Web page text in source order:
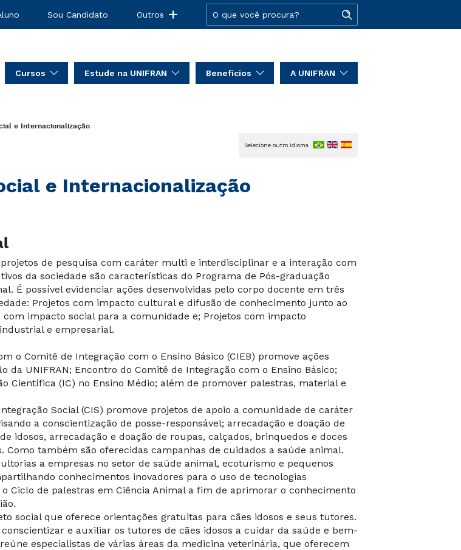
Sou Candidato Outros
Cursos Estude na UNIFRAN Benefícios A UNIFRAN
e Internacionalização
e Internacionalização
Selecione outro idioma
de pesquisa com caráter multi e interdisciplinar e a interação com
da sociedade são características do Programa de Pós-graduação
É possível evidenciar ações desenvolvidas pelo corpo docente em três
Projetos com impacto cultural e difusão de conhecimento junto ao
com impacto social para a comunidade e; Projetos com impacto
e empresarial.
o Comitê de Integração com o Ensino Básico (CIEB) promove ações
da UNIFRAN; Encontro do Comitê de Integração com o Ensino Básico;
Científica (IC) no Ensino Médio; além de promover palestras, material e
Social (CIS) promove projetos de apoio a comunidade de caráter
a conscientização de posse-responsável; arrecadação e doação de
idosos, arrecadação e doação de roupas, calçados, brinquedos e doces
Como também são oferecidas campanhas de cuidados a saúde animal.
a empresas no setor de saúde animal, ecoturismo e pequenos
conhecimentos inovadores para o uso de tecnologias
Ciclo de palestras em Ciência Animal a fim de aprimorar o conhecimento
social que oferece orientações gratuitas para cães idosos e seus tutores.
e auxiliar os tutores de cães idosos a cuidar da saúde e bem-
especialistas de várias áreas da medicina veterinária, que oferecem